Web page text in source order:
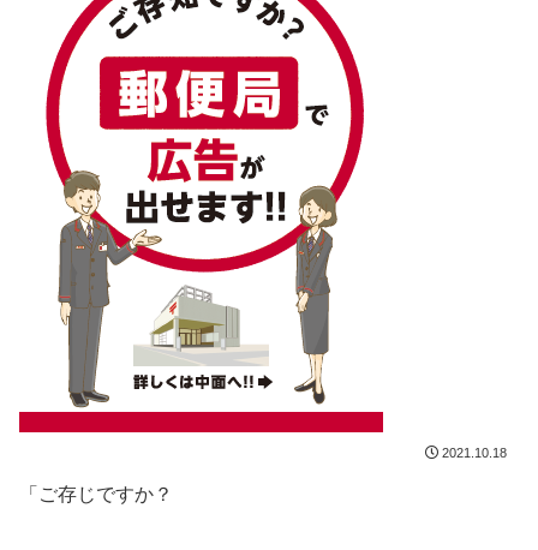
2021.10.18
「ご存じですか？